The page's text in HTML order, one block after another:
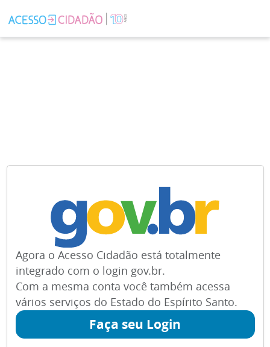
Agora o Acesso Cidadão está totalmente
integrado com o login gov.br.
Com a mesma conta você também acessa
vários serviços do Estado do Espírito Santo.
Faça seu Login